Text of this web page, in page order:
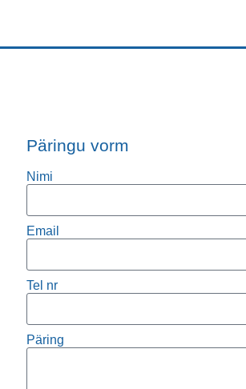
Päringu vorm
Nimi
Email
Tel nr
Päring